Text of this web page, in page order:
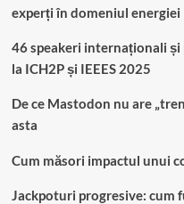
experți în domeniul energiei
46 speakeri internaționali
la ICH2P și IEEES 2025
De ce Mastodon nu are
asta
Cum măsori impactul unui
Jackpoturi progresive: cum